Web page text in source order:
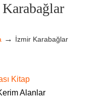
→ İzmir Karabağlar
Kitap
Alanlar